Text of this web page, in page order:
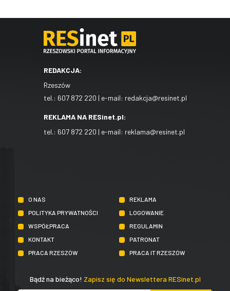
REDAKCJA:
Rzeszów
tel.: 607 872 220 | e-mail: redakcja@resinet.pl
REKLAMA NA RESinet.pl:
tel.: 607 872 220 | e-mail: reklama@resinet.pl
O NAS
REKLAMA
POLITYKA PRYWATNOŚCI
LOGOWANIE
WSPÓŁPRACA
REGULAMIN
KONTAKT
PATRONAT
PRACA RZESZÓW
PRACA IT RZESZÓW
Bądź na bieżąco! Zapisz się do Newslettera RESinet.pl